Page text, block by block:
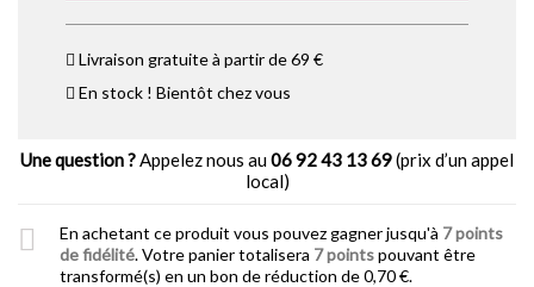
Livraison gratuite à partir de 69 €
En stock ! Bientôt chez vous
Une question ?Appelez nous au06 92 43 13 69(prix d’un appel
local)
En achetant ce produit vous pouvez gagner jusqu'à 7points
de fidélité. Votre panier totalisera 7pointspouvant être
transformé(s) en un bon de réduction de0,70 €.